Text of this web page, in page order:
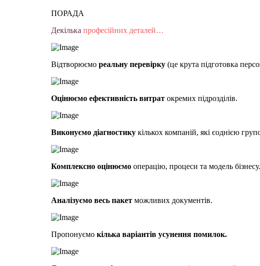
ПОРАДА
Декілька професійних деталей…
Відтворюємо реальну перевірку (це крута підготовка
Оцінюємо ефективність витрат окремих підрозділів.
Виконуємо діагностику кількох компаній, які єоднією
Комплексно оцінюємо операцію, процеси та модель бізнесу.
Аналізуємо весь пакет можливих документів.
Пропонуємо кілька варіантів усунення помилок.